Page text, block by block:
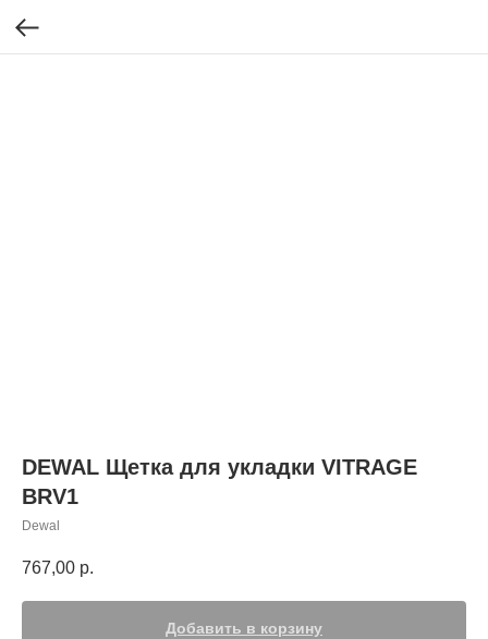
DEWAL Щетка для укладки VITRAGE
BRV1
Dewal
767,00 р.
Добавить в корзину